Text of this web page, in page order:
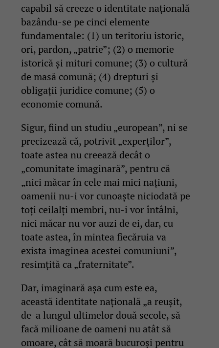
capabil să creeze o identitate națională
bazându-se pe cinci elemente
fundamentale: (1) un teritoriu istoric,
ori, pardon, „patrie”; (2) o memorie
istorică și mituri comune; (3) o cultură
de masă comună; (4) drepturi și
obligații juridice comune; (5) o
economie comună.
Sigur, fiind un studiu „european”, ni se
precizează că, potrivit „experților”,
toate astea nu creează decât o
„comunitate imaginară”, pentru că
„nici măcar în cele mai mici națiuni,
oamenii nu-i vor cunoaște niciodată pe
toți ceilalți membri, nu-i vor întâlni,
nici măcar nu vor auzi de ei, dar, cu
toate astea, în mintea fiecăruia va
exista imaginea acestei comuniuni”,
resimțită ca „fraternitate”.
Dar, imaginară așa cum este ea,
această identitate națională „a reușit,
de-a lungul ultimelor două secole, să
facă milioane de oameni nu atât să
omoare, cât să moară bucuroși pentru